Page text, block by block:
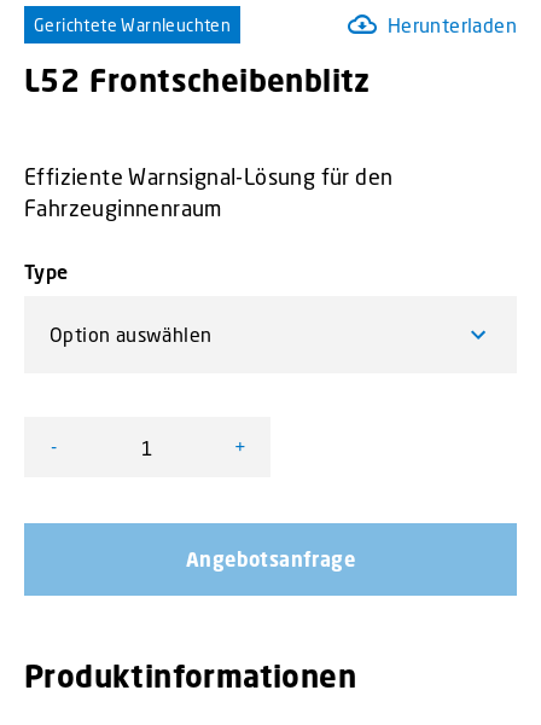
o
n
t
e
Gerichtete Warnleuchten Herunterladen
L52 Frontscheibenblitz
Effiziente Warnsignal-Lösung für den
Fahrzeuginnenraum
Type
-
L52 Frontscheibenblitz Menge
+
Angebotsanfrage
Produktinformationen